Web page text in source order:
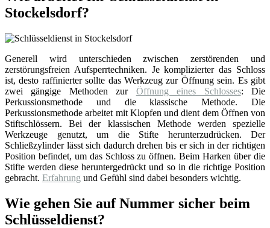
Stockelsdorf?
Generell wird unterschieden zwischen zerstörenden und
zerstörungsfreien Aufsperrtechniken. Je komplizierter das Schloss
ist, desto raffinierter sollte das Werkzeug zur Öffnung sein. Es gibt
zwei gängige Methoden zur Öffnung eines Schlosses: Die
Perkussionsmethode und die klassische Methode. Die
Perkussionsmethode arbeitet mit Klopfen und dient dem Öffnen von
Stiftschlössern. Bei der klassischen Methode werden spezielle
Werkzeuge genutzt, um die Stifte herunterzudrücken. Der
Schließzylinder lässt sich dadurch drehen bis er sich in der richtigen
Position befindet, um das Schloss zu öffnen. Beim Harken über die
Stifte werden diese heruntergedrückt und so in die richtige Position
gebracht. Erfahrung und Gefühl sind dabei besonders wichtig.
Wie gehen Sie auf Nummer sicher beim
Schlüsseldienst?